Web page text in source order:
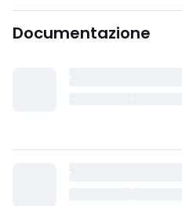
Documentazione